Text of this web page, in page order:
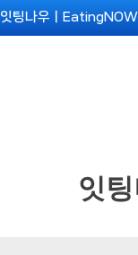
잇팅나우ㅣEatingNOW
잇